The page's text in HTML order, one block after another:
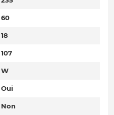
60
18
107
W
Oui
Non